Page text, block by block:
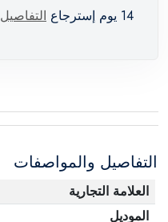
14 يوم إسترجاع التفاصيل
التفاصيل والمواصفات
العلامة التجارية
الموديل